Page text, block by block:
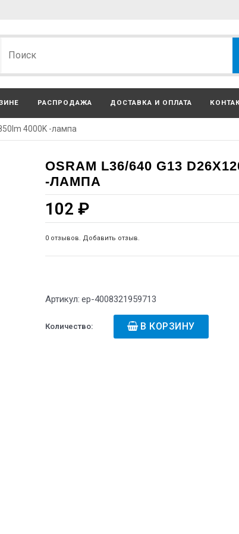
РАСПРОДАЖА ДОСТАВКА И ОПЛАТА
4000K -лампа
OSRAM L36/640 G13
-ЛАМПА
102 ₽
0 отзывов. Добавить отзыв.
Артикул: ep-4008321959713
Количество: В КОРЗИНУ